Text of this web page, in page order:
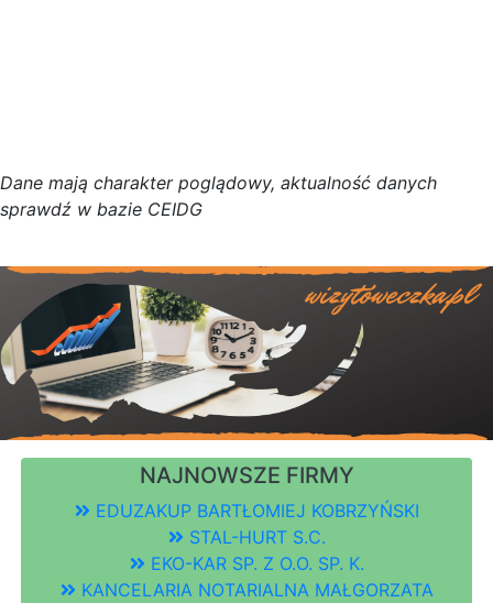
Dane mają charakter poglądowy, aktualność danych
sprawdź w bazie CEIDG
NAJNOWSZE FIRMY
EDUZAKUP BARTŁOMIEJ KOBRZYŃSKI
STAL-HURT S.C.
EKO-KAR SP. Z O.O. SP. K.
KANCELARIA NOTARIALNA MAŁGORZATA